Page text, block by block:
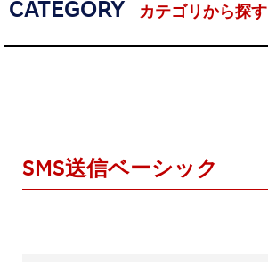
CATEGORY カテゴリから探す
SMS送信ベーシック